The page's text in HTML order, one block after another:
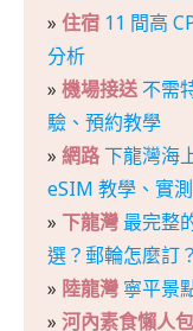
» 住宿 11 間高
分析
» 機場接送 不需
驗、預約教學
» 網路下龍灣海
eSIM 教學、實
» 下龍灣 最完整
選？郵輪怎麼訂？
» 陸龍灣 寧平景
» 河內素食懶人包